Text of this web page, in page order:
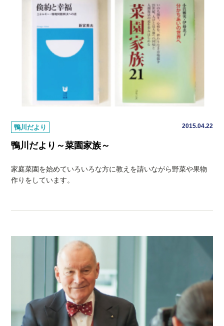
鴨川だより 2015.04.22
鴨川だより～菜園家族～
家庭菜園を始めていろいろな方に教えを請いながら野菜や果物
作りをしています。